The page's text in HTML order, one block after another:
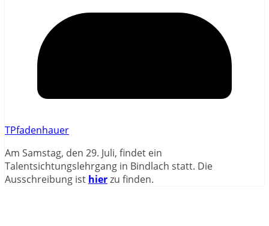
TPfadenhauer
Am Samstag, den 29. Juli, findet ein
Talentsichtungslehrgang in Bindlach statt. Die
Ausschreibung ist hierzu finden.